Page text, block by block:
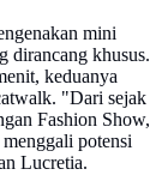
mini
dirancang khusus.
keduanya
"Dari sejak
Fashion Show,
potensi
Lucretia.